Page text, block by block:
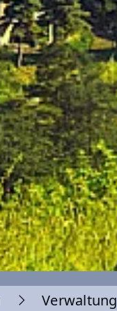
Verwaltung